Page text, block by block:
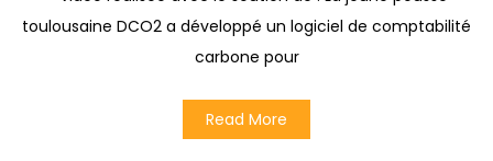
toulousaine DCO2 a développé un logiciel de comptabilité
carbone pour
Read More